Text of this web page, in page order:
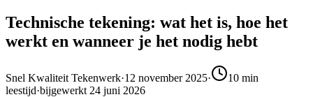
Technische tekening: wat het is, hoe het
werkt en wanneer je het nodig hebt
Snel Kwaliteit Tekenwerk·12 november 2025· 10 min
leestijd·bijgewerkt 24 juni 2026